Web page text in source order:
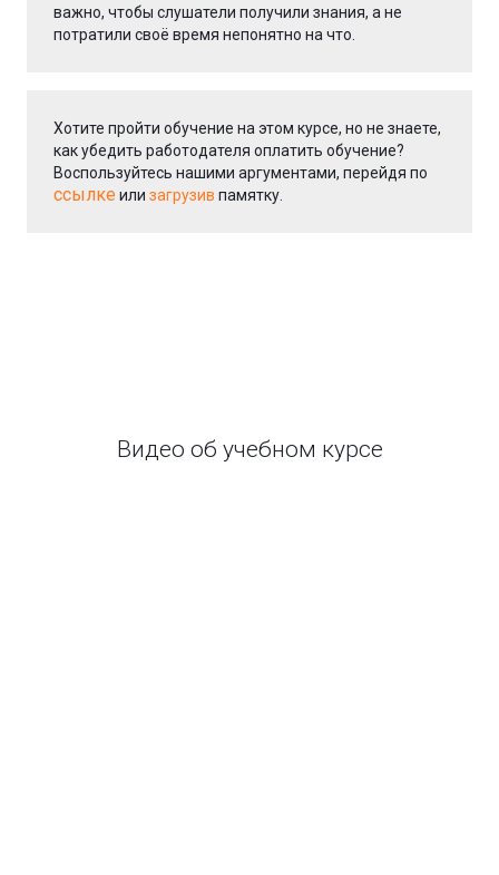
важно, чтобы слушатели получили знания, а не
потратили своё время непонятно на что.
Хотите пройти обучение на этом курсе, но не знаете,
как убедить работодателя оплатить обучение?
Воспользуйтесь нашими аргументами, перейдя по
ссылкеили загрузив памятку.
Видео об учебном курсе